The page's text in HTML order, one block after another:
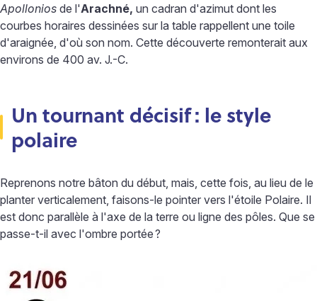
Apollonios de l'Arachné, un cadran d'azimut dont les
courbes horaires dessinées sur la table rappellent une toile
d'araignée, d'où son nom. Cette découverte remonterait aux
environs de 400 av. J.-C.
Un tournant décisif: le style
polaire
Reprenons notre bâton du début, mais, cette fois, au lieu de le
planter verticalement, faisons-le pointer vers l'étoile Polaire. Il
est donc parallèle à l'axe de la terre ou ligne des pôles. Que se
passe-t-il avec l'ombre portée?